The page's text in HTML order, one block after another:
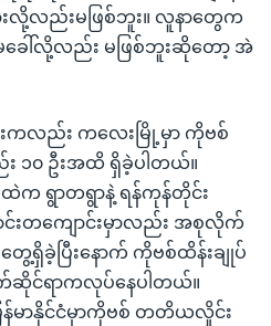
လို့လည်းမဖြစ်ဘူး။ လူနာတွေက
ခေါ်လို့လည်း မဖြစ်ဘူးဆိုတော့ အဲ
းကလည်း ကလေးမြို့မှာ ကိုဗစ်
၁၀ ဦးအထိ ရှိခဲ့ပါတယ်။
က ရွာတရွာနဲ့ ရန်ကုန်တိုင်း
းတကျောင်းမှာလည်း အစုလိုက်
ေ့ရှိခဲ့ပြီးနောက် ကိုဗစ်ထိန်းချုပ်
ဆိုင်ရာကလုပ်နေပါတယ်။
ြန်မာနိုင်ငံမှာကိုဗစ် တတိယလှိုင်း